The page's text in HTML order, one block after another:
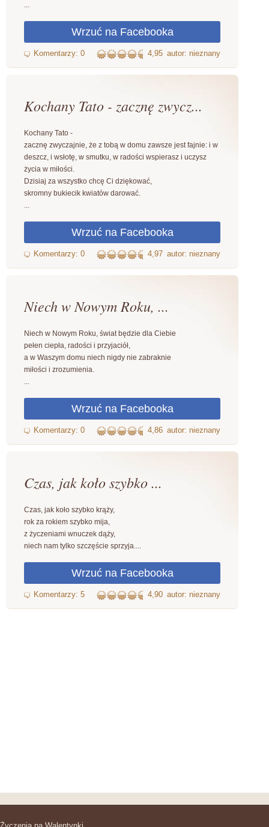
...
4,95 autor: nieznany
Kochany Tato - zacznę zwycz...
Kochany Tato -
zacznę zwyczajnie, że z tobą w domu zawsze jest fajnie: i w
deszcz, i wsłotę, w smutku, w radości wspierasz i uczysz
życia w miłości.
Dzisiaj za wszystko chcę Ci dziękować,
skromny bukiecik kwiatów darować.
...
4,97 autor: nieznany
Niech w Nowym Roku, ...
Niech w Nowym Roku, świat będzie dla Ciebie
pełen ciepła, radości i przyjaciół,
a w Waszym domu niech nigdy nie zabraknie
miłości i zrozumienia.
...
4,86 autor: nieznany
Czas, jak koło szybko ...
Czas, jak koło szybko krąży,
rok za rokiem szybko mija,
z życzeniami wnuczek dąży,
niech nam tylko szczęście sprzyja....
4,90 autor: nieznany